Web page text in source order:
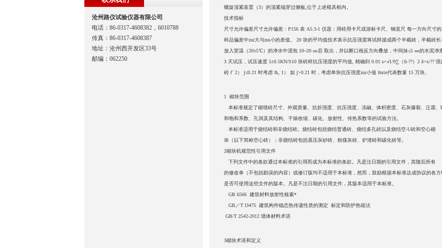
螺旋顶紧装置（3）的顶紧端穿过侧板,位于上述模具框内。
技术指标
尺寸允许偏差尺寸允许偏差：P156 表 A5.3-1 仪器：用砖用卡尺或游标卡尺、钢直尺 每一方向尺寸
样品偏差中zui大与zui小的差值。 20 块的平均值技术表示抗压强度将试样据成两个半截砖，半截砖
放入室温（20±5℃）的净水中浸泡 10~20 ㎜后 取出，并以断口相反方向叠放，中间抹≤5 ㎜的水泥
3 天试压，试压速度 5±0.5KN/S10 块砖样抗压强度的平均值, 精确到 0.01 s=√1/9∑（fi-??）2 δ=s/??
砖 fˉ 2） ∫≤0.21 时考虑 fk, 1） 如 ∫>0.21 时，考虑单块抗压强度zui小值 fmin代表数量 15 万块。
1 砌块范围
本标准规定了砌墙砖尺寸、外观质量、抗折强度、抗压强度、冻融、体积密度、石灰爆裂、泛霜、
和饱和系数、孔洞及其结构、干燥收缩、碳化、放射性、传热系数等的试验方法。
本标准适用于烧结砖和非烧结砖。烧结砖包括烧结普通砖、烧结多孔砖以及烧结空-U砖和空心砌
块（以下简称空心砖）；非烧结砖包括蒸压灰砂砖、粉煤灰砖、炉渣砖和碳化砖等。
2砌块机规范性引用文件
下列文件中的条款通过本标准的引用而成为本标准的条款。凡是注日期的引用文件，其随后所有
的修改单（不包括勘误的内容）或修订版均不适用于本标准，然而，鼓励根据本标准达成协议的各方
是否可使用这些文件的版本。凡是不注日期的引用文件，其版本适用于本标准。
GB 6566 建筑材料放射性核素*
GB／T l3475 建筑构件稳态热传递性质的测定 标定和防护热箱法
GB/T 2542-2012 墙体材料术语
3砌块术语和定义
沧州路仪试验仪器有限公司
电话：86-0317-4608382，6010788
传真：86-0317-4608387
地址：沧州西开发区33号
邮编：062250